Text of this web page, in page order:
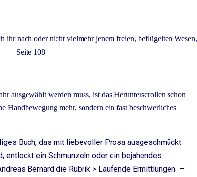
ihr nach oder nicht vielmehr jenem freien, beflügelten Wesen,
– Seite 108
ausgewählt werden muss, ist das Herunterscrollen schon
Handbewegung mehr, sondern ein fast beschwerliches
Buch, das mit liebevoller Prosa ausgeschmückt
entlockt ein Schmunzeln oder ein bejahendes
Bernard die Rubrik > Laufende Ermittlungen –